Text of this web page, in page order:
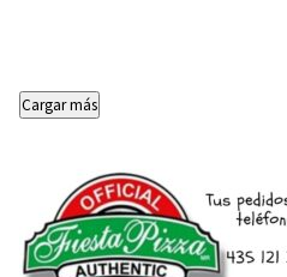
Cargar más